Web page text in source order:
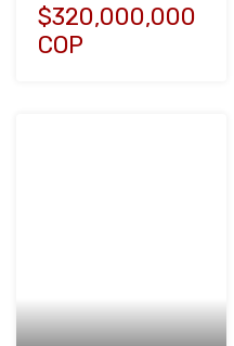
$320,000,000
COP